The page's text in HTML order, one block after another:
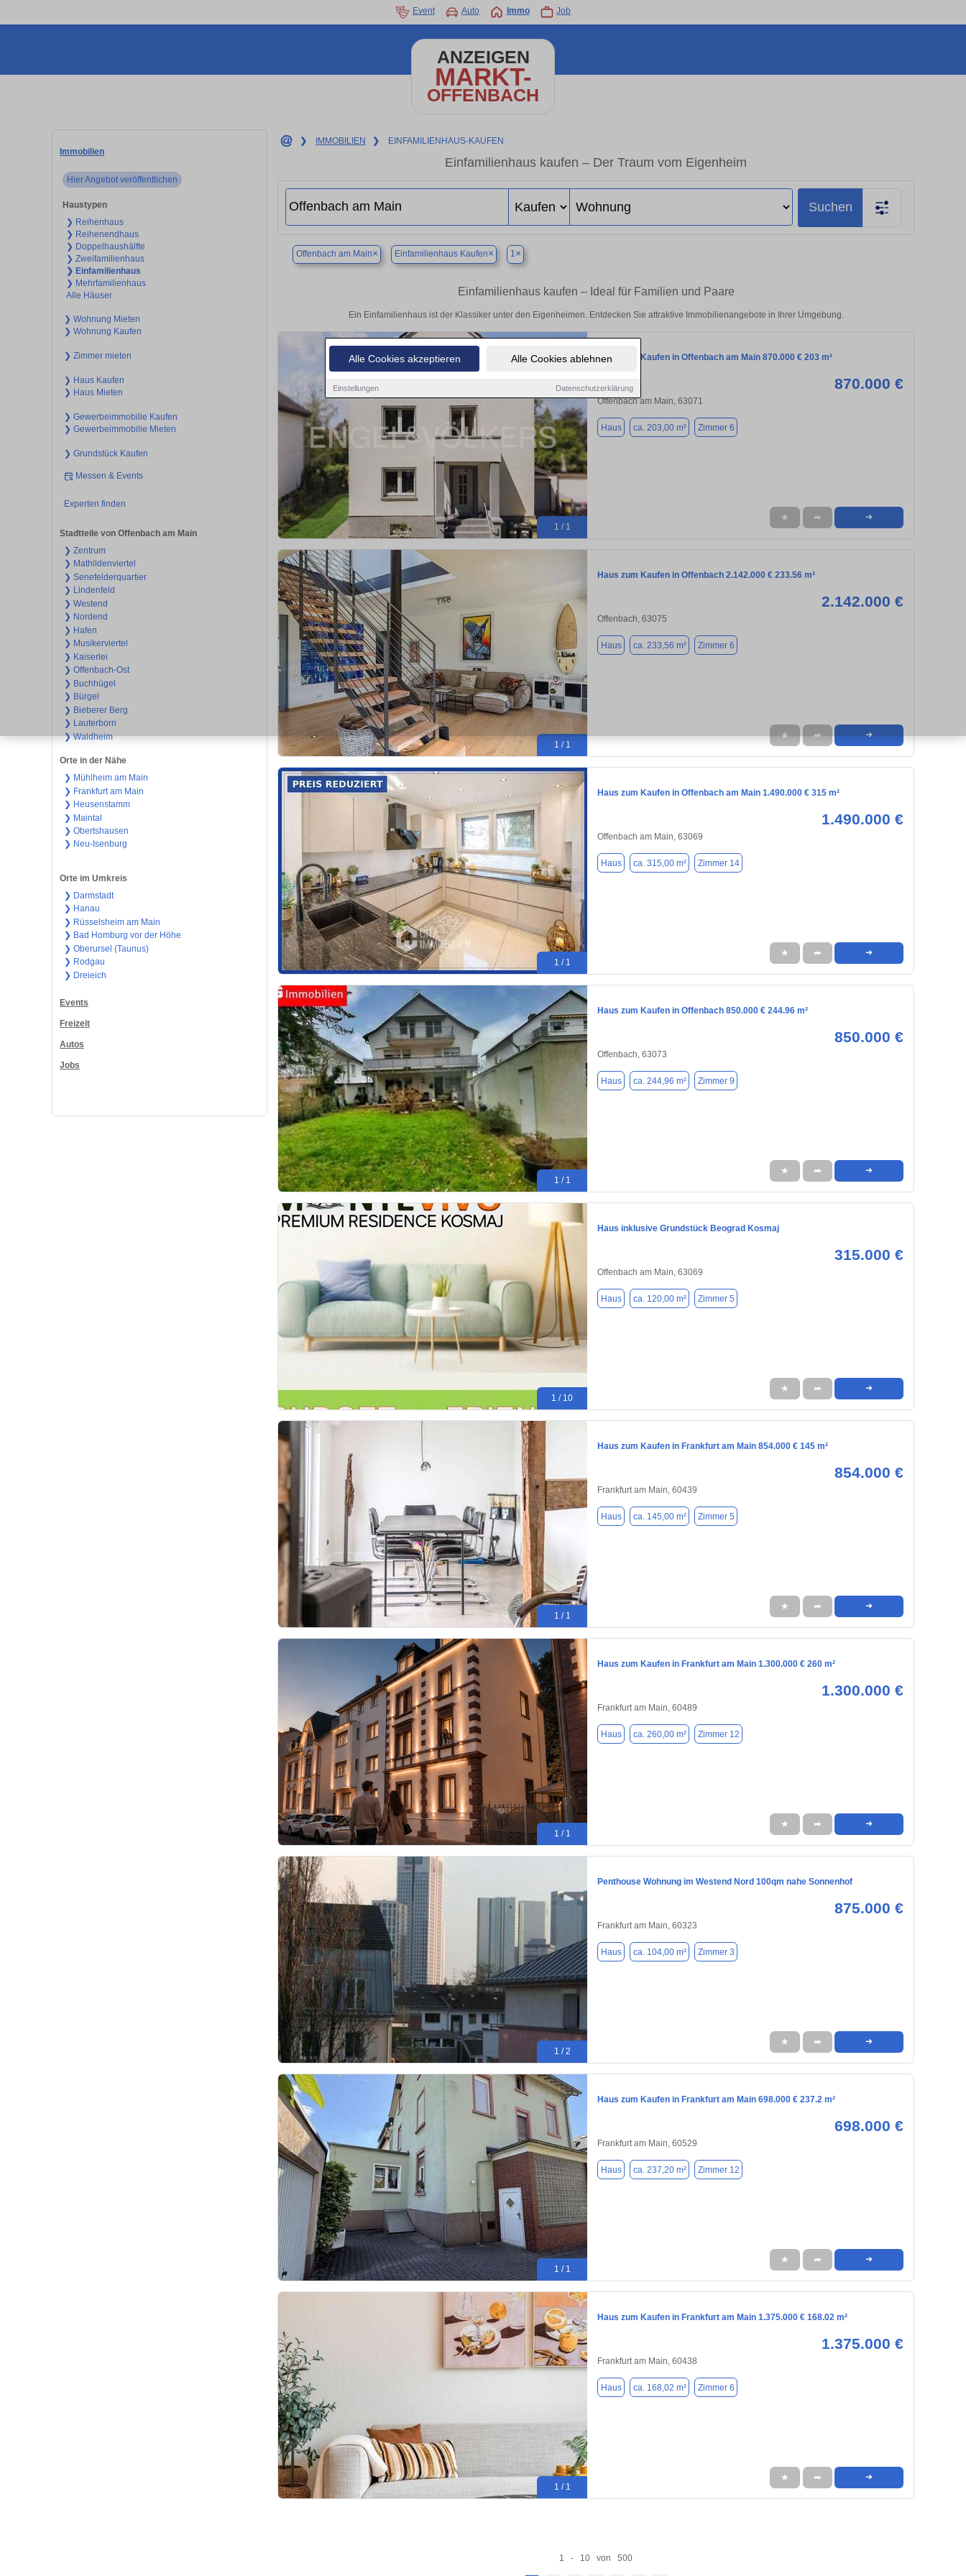
Alle Cookies akzeptieren Alle Cookies ablehnen
Einstellungen Datenschutzerklärung
Event Auto Immo Job
ANZEIGEN
MARKT-
OFFENBACH
Immobilien
Hier Angebot veröffentlichen
Haustypen
❯ Reihenhaus
❯ Reihenendhaus
❯ Doppelhaushälfte
❯ Zweifamilienhaus
❯ Einfamilienhaus
❯ Mehrfamilienhaus
Alle Häuser
❯ Wohnung Mieten
❯ Wohnung Kaufen
❯ Zimmer mieten
❯ Haus Kaufen
❯ Haus Mieten
❯ Gewerbeimmobilie Kaufen
❯ Gewerbeimmobilie Mieten
❯ Grundstück Kaufen
Messen & Events
Experten finden
Stadtteile von Offenbach am Main
❯ Zentrum
❯ Mathildenviertel
❯ Senefelderquartier
❯ Lindenfeld
❯ Westend
❯ Nordend
❯ Hafen
❯ Musikerviertel
❯ Kaiserlei
❯ Offenbach-Ost
❯ Buchhügel
❯ Bürgel
❯ Bieberer Berg
❯ Lauterborn
❯ Waldheim
Orte in der Nähe
❯ Mühlheim am Main
❯ Frankfurt am Main
❯ Heusenstamm
❯ Maintal
❯ Obertshausen
❯ Neu-Isenburg
Orte im Umkreis
❯ Darmstadt
❯ Hanau
❯ Rüsselsheim am Main
❯ Bad Homburg vor der Höhe
❯ Oberursel (Taunus)
❯ Rodgau
❯ Dreieich
Events
Freizeit
Autos
Jobs
❯ IMMOBILIEN ❯ EINFAMILIENHAUS-KAUFEN
Einfamilienhaus kaufen – Der Traum vom Eigenheim
Suchen
Offenbach am Main× Einfamilienhaus Kaufen× 1×
Einfamilienhaus kaufen – Ideal für Familien und Paare
Ein Einfamilienhaus ist der Klassiker unter den Eigenheimen. Entdecken Sie attraktive Immobilienangebote in Ihrer Umgebung.
1 / 1
Haus zum Kaufen in Offenbach am Main 870.000 € 203 m²
870.000 €
Offenbach am Main, 63071
Haus ca. 203,00 m² Zimmer 6
★ ➦ ➜
1 / 1
Haus zum Kaufen in Offenbach 2.142.000 € 233.56 m²
2.142.000 €
Offenbach, 63075
Haus ca. 233,56 m² Zimmer 6
★ ➦ ➜
1 / 1
Haus zum Kaufen in Offenbach am Main 1.490.000 € 315 m²
1.490.000 €
Offenbach am Main, 63069
Haus ca. 315,00 m² Zimmer 14
★ ➦ ➜
1 / 1
Haus zum Kaufen in Offenbach 850.000 € 244.96 m²
850.000 €
Offenbach, 63073
Haus ca. 244,96 m² Zimmer 9
★ ➦ ➜
1 / 10
Haus inklusive Grundstück Beograd Kosmaj
315.000 €
Offenbach am Main, 63069
Haus ca. 120,00 m² Zimmer 5
★ ➦ ➜
1 / 1
Haus zum Kaufen in Frankfurt am Main 854.000 € 145 m²
854.000 €
Frankfurt am Main, 60439
Haus ca. 145,00 m² Zimmer 5
★ ➦ ➜
1 / 1
Haus zum Kaufen in Frankfurt am Main 1.300.000 € 260 m²
1.300.000 €
Frankfurt am Main, 60489
Haus ca. 260,00 m² Zimmer 12
★ ➦ ➜
1 / 2
Penthouse Wohnung im Westend Nord 100qm nahe Sonnenhof
875.000 €
Frankfurt am Main, 60323
Haus ca. 104,00 m² Zimmer 3
★ ➦ ➜
1 / 1
Haus zum Kaufen in Frankfurt am Main 698.000 € 237.2 m²
698.000 €
Frankfurt am Main, 60529
Haus ca. 237,20 m² Zimmer 12
★ ➦ ➜
1 / 1
Haus zum Kaufen in Frankfurt am Main 1.375.000 € 168.02 m²
1.375.000 €
Frankfurt am Main, 60438
Haus ca. 168,02 m² Zimmer 6
★ ➦ ➜
1 - 10 von 500